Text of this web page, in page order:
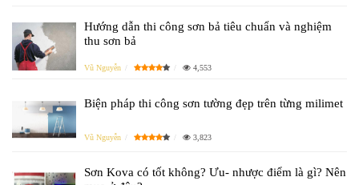
Hướng dẫn thi công sơn bả tiêu chuẩn và nghiệm
thu sơn bả
Vũ Nguyễn 4,553
Biện pháp thi công sơn tường đẹp trên từng milimet
Vũ Nguyễn 3,823
Sơn Kova có tốt không? Ưu- nhược điểm là gì? Nên